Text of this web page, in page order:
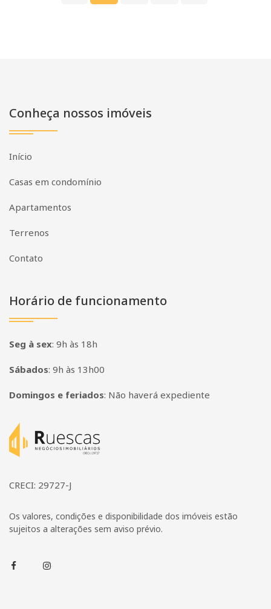
Conheça nossos imóveis
Início
Casas em condomínio
Apartamentos
Terrenos
Contato
Horário de funcionamento
Seg à sex: 9h às 18h
Sábados: 9h às 13h00
Domingos e feriados: Não haverá expediente
Página inicial
CRECI: 29727-J
Os valores, condições e disponibilidade dos imóveis estão
sujeitos a alterações sem aviso prévio.
FacebookInstagram